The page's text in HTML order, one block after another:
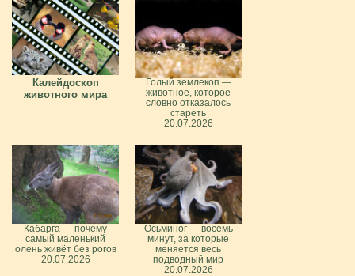
Калейдоскоп
животного мира
Голый землекоп —
животное, которое
словно отказалось
стареть
20.07.2026
Кабарга — почему
самый маленький
олень живёт без рогов
20.07.2026
Осьминог — восемь
минут, за которые
меняется весь
подводный мир
20.07.2026